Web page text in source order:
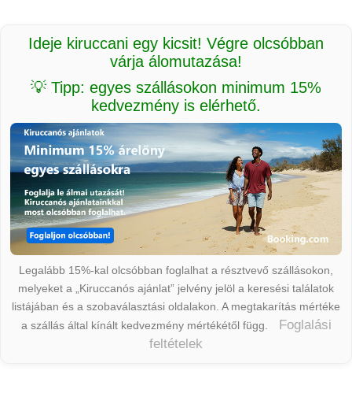
Ideje kiruccani egy kicsit! Végre olcsóbban
várja álomutazása!
💡 Tipp: egyes szállásokon minimum 15%
kedvezmény is elérhető.
Legalább 15%-kal olcsóbban foglalhat a résztvevő szállásokon,
melyeket a „Kiruccanós ajánlat” jelvény jelöl a keresési találatok
listájában és a szobaválasztási oldalakon. A megtakarítás mértéke
a szállás által kínált kedvezmény mértékétől függ.
Foglalási
feltételek